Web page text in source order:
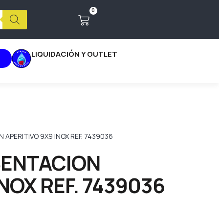
0
LIQUIDACIÓN Y OUTLET
APERITIVO 9X9 INOX REF. 7439036
REF. 7439036